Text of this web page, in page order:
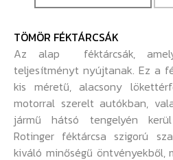
TÖMÖR FÉKTÁRCSÁK
Az alap féktárcsák,
teljesítményt nyújtanak. Ez a
kis méretű, alacsony
motorral szerelt autókban,
jármű hátsó tengelyén
Rotinger féktárcsa szigorú
kiváló minőségű öntvényekből,